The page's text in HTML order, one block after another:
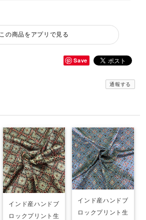
この商品をアプリで見る
Save
通報する
インド産ハンドブ
ロックプリント生
インド産ハンドブ
ロックプリント生